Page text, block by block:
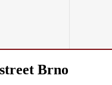
Brno